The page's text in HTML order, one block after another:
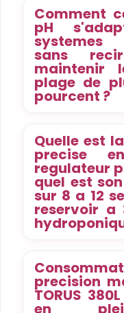
Comment
pH
systemes
sans
maintenir
plage de
pourcent ?
Quelle est
precise
regulateur
quel est
sur 8 a 12
reservoir a
precision
TORUS
en